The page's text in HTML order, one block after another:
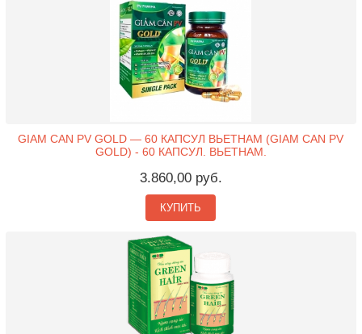
GIAM CAN PV GOLD — 60 КАПСУЛ ВЬЕТНАМ (GIAM CAN PV
GOLD) - 60 КАПСУЛ. ВЬЕТНАМ.
3.860,00 руб.
КУПИТЬ